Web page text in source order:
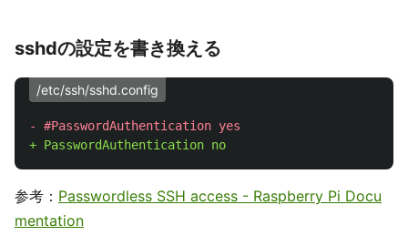
sshdの設定を書き換える
/etc/ssh/sshd.config
参考： Passwordless SSH access - Raspberry Pi Docu
mentation